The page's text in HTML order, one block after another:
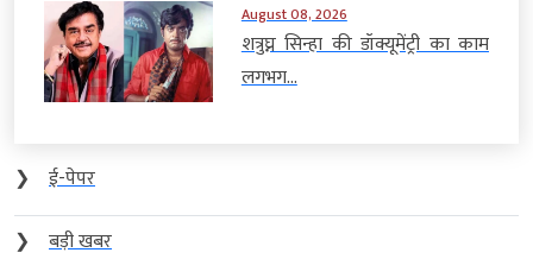
August 08, 2026
शत्रुघ्न सिन्हा की डॉक्यूमेंट्री का काम
लगभग...
❯
ई-पेपर
❯
बड़ी खबर